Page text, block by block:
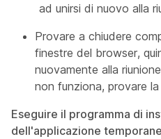
ad unirsi di nuovo alla
Provare a chiudere
finestre del browser,
nuovamente alla
non funziona, provare
Eseguire il programma di
dell'applicazione